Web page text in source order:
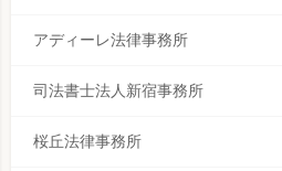
アディーレ法律事務所
司法書士法人新宿事務所
桜丘法律事務所